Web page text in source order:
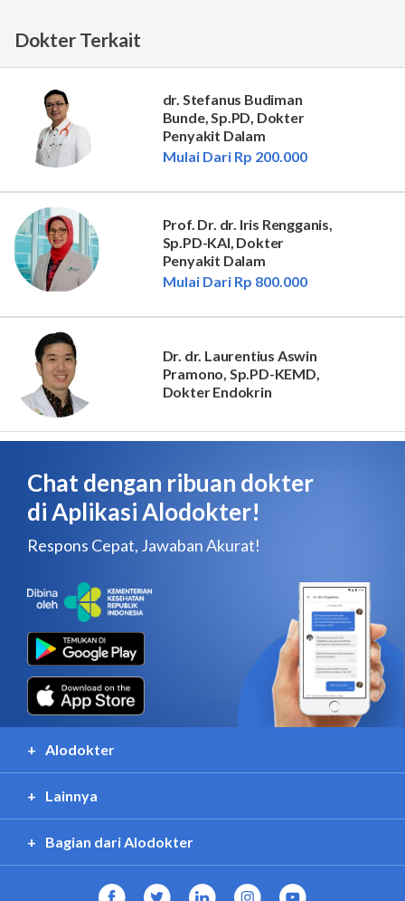
Dokter Terkait